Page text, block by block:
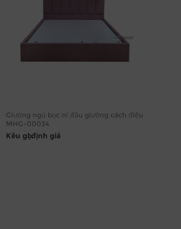
Giường ngủ bọc nỉ đầu giường cách điệu
MHG-00034
Kêu gọi định giá